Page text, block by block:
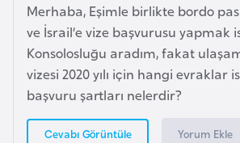
Merhaba, Eşimle birlikte bordo
ve İsrail’e vize başvurusu yapmak
Konsolosluğu aradım, fakat
vizesi 2020 yılı için hangi evraklar
başvuru şartları nelerdir?
Cevabı Görüntüle Yorum Ekle
İ
s
v
e
ç